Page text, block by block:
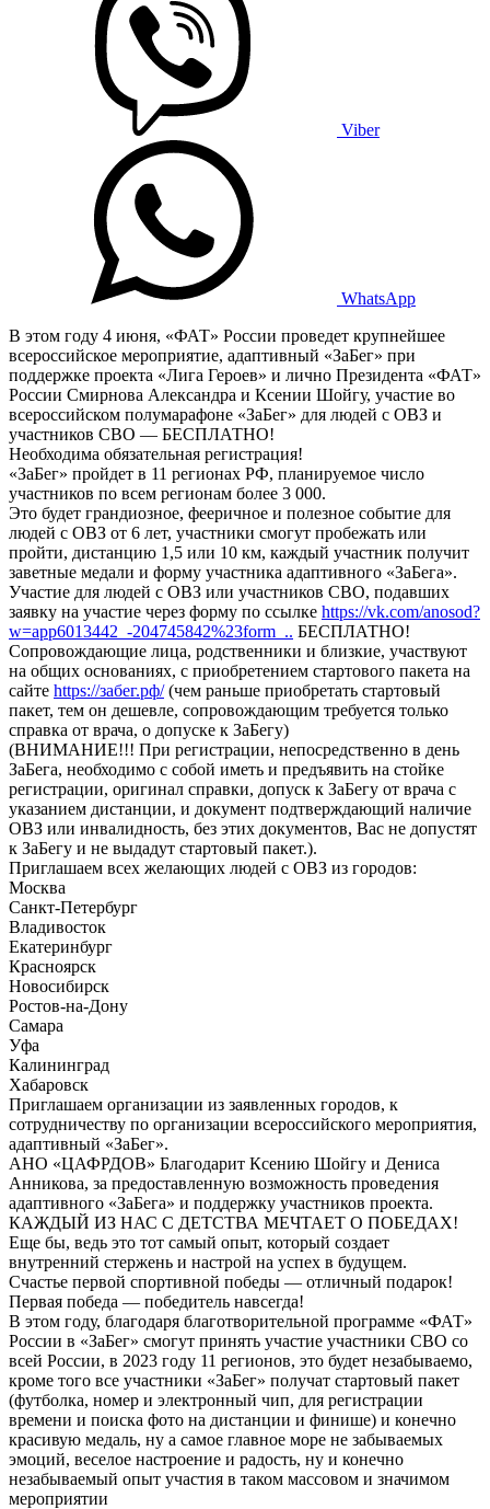
Viber
WhatsApp
В этом году 4 июня, «ФАТ» России проведет крупнейшее
всероссийское мероприятие, адаптивный «ЗаБег» при
поддержке проекта «Лига Героев» и лично Президента «ФАТ»
России Смирнова Александра и Ксении Шойгу, участие во
всероссийском полумарафоне «ЗаБег» для людей с ОВЗ и
участников СВО — БЕСПЛАТНО!
Необходима обязательная регистрация!
«ЗаБег» пройдет в 11 регионах РФ, планируемое число
участников по всем регионам более 3 000.
Это будет грандиозное, фееричное и полезное событие для
людей с ОВЗ от 6 лет, участники смогут пробежать или
пройти, дистанцию 1,5 или 10 км, каждый участник получит
заветные медали и форму участника адаптивного «ЗаБега».
Участие для людей с ОВЗ или участников СВО, подавших
заявку на участие через форму по ссылке https://vk.com/anosod?
w=app6013442_-204745842%23form_.. БЕСПЛАТНО!
Сопровождающие лица, родственники и близкие, участвуют
на общих основаниях, с приобретением стартового пакета на
сайте https://забег.рф/(чем раньше приобретать стартовый
пакет, тем он дешевле, сопровождающим требуется только
справка от врача, о допуске к ЗаБегу)
(ВНИМАНИЕ!!! При регистрации, непосредственно в день
ЗаБега, необходимо с собой иметь и предъявить на стойке
регистрации, оригинал справки, допуск к ЗаБегу от врача с
указанием дистанции, и документ подтверждающий наличие
ОВЗ или инвалидность, без этих документов, Вас не допустят
к ЗаБегу и не выдадут стартовый пакет.).
Приглашаем всех желающих людей с ОВЗ из городов:
Москва
Санкт-Петербург
Владивосток
Екатеринбург
Красноярск
Новосибирск
Ростов-на-Дону
Самара
Уфа
Калининград
Хабаровск
Приглашаем организации из заявленных городов, к
сотрудничеству по организации всероссийского мероприятия,
адаптивный «ЗаБег».
АНО «ЦАФРДОВ» Благодарит Ксению Шойгу и Дениса
Анникова, за предоставленную возможность проведения
адаптивного «ЗаБега» и поддержку участников проекта.
КАЖДЫЙ ИЗ НАС С ДЕТСТВА МЕЧТАЕТ О ПОБЕДАХ!
Еще бы, ведь это тот самый опыт, который создает
внутренний стержень и настрой на успех в будущем.
Счастье первой спортивной победы — отличный подарок!
Первая победа — победитель навсегда!
В этом году, благодаря благотворительной программе «ФАТ»
России в «ЗаБег» смогут принять участие участники СВО со
всей России, в 2023 году 11 регионов, это будет незабываемо,
кроме того все участники «ЗаБег» получат стартовый пакет
(футболка, номер и электронный чип, для регистрации
времени и поиска фото на дистанции и финише) и конечно
красивую медаль, ну а самое главное море не забываемых
эмоций, веселое настроение и радость, ну и конечно
незабываемый опыт участия в таком массовом и значимом
мероприятии